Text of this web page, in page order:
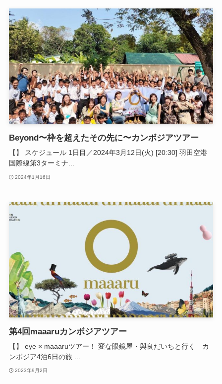
Beyond〜枠を超えたその先に〜カンボジアツアー
【】 スケジュール 1日目／2024年3月12日(火) [20:30] 羽田空港
国際線第3ターミナ...
2024年1月16日
第4回maaaruカンボジアツアー
【】 eye × maaaruツアー！ 変な眼鏡屋・與良だいちと行く カ
ンボジア4泊6日の旅 ...
2023年9月2日